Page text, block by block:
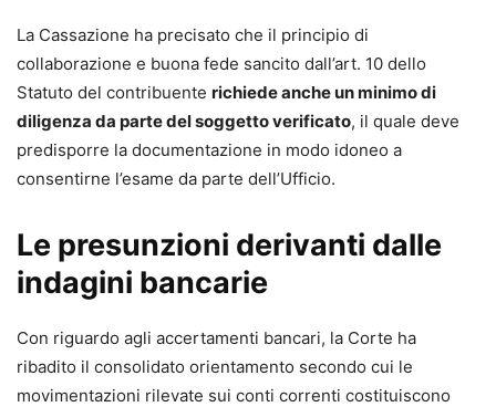
La Cassazione ha precisato che il principio di
collaborazione e buona fede sancito dall’art. 10 dello
Statuto del contribuente richiede anche un minimo di
diligenza da parte del soggetto verificato, il quale deve
predisporre la documentazione in modo idoneo a
consentirne l’esame da parte dell’Ufficio.
Le presunzioni derivanti dalle
indagini bancarie
Con riguardo agli accertamenti bancari, la Corte ha
ribadito il consolidato orientamento secondo cui le
movimentazioni rilevate sui conti correnti costituiscono